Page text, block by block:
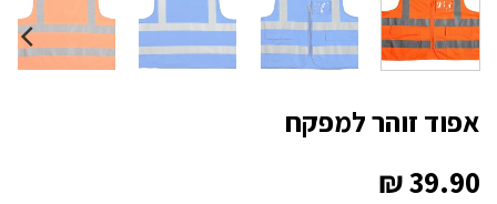
אפוד זוהר למפקח
₪39.90